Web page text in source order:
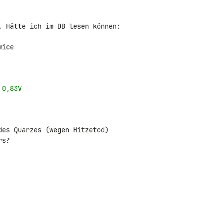
ich im DB lesen können:
Quarzes (wegen Hitzetod)